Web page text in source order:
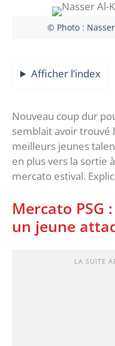
© Photo :
Afficher l’index
Nouveau coup dur
semblait avoir trouvé
meilleurs jeunes
en plus vers la sortie
mercato estival.
Mercato PSG
un jeune
LA SUITE